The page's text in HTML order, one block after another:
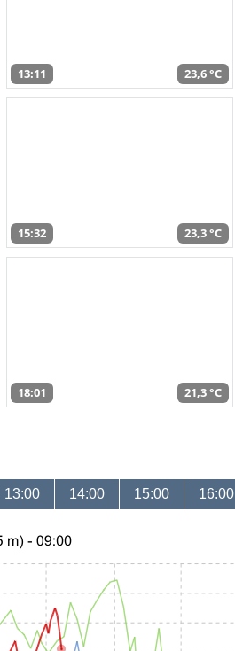
13:11 23,6 °C
15:32 23,3 °C
18:01 21,3 °C
13:00 14:00 15:00 16:00